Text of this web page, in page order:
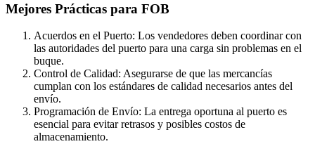
Mejores Prácticas para FOB
Acuerdos en el Puerto: Los vendedores deben coordinar con
las autoridades del puerto para una carga sin problemas en el
buque.
Control de Calidad: Asegurarse de que las mercancías
cumplan con los estándares de calidad necesarios antes del
envío.
Programación de Envío: La entrega oportuna al puerto es
esencial para evitar retrasos y posibles costos de
almacenamiento.